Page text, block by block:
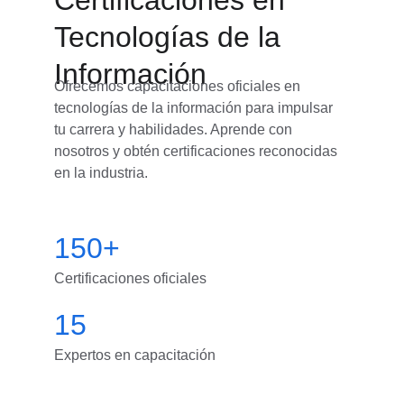
Tecnologías de la
Información
Ofrecemos capacitaciones oficiales en
tecnologías de la información para impulsar
tu carrera y habilidades. Aprende con
nosotros y obtén certificaciones reconocidas
en la industria.
150+
15
Expertos en capacitación
Certificaciones oficiales